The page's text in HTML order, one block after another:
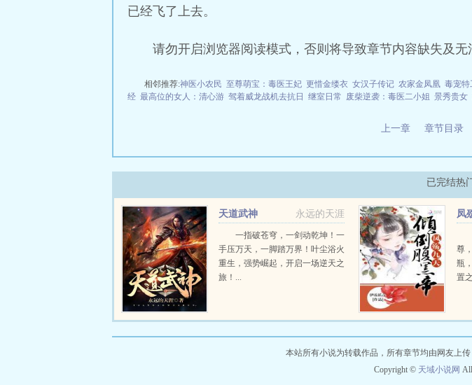
已经飞了上去。
请勿开启浏览器阅读模式，否则将导致章节内容缺失及无
相邻推荐:神医小农民 至尊萌宝：毒医王妃 更惜金缕衣 女汉子传记 农家金凤凰 毒宠特
经 最高位的女人：清心游 驾着威龙战机去抗日 继室日常 废柴逆袭：毒医二小姐 景秀贵女
上一章 章节目录
已完结热
永远的天涯
天道武神
一指破苍穹，一剑动乾坤！一
手压万天，一脚踏万界！叶尘浴火
重生，强势崛起，开启一场逆天之
旅！...
凤
黑
尊
瓶
置
子
本站所有小说为转载作品，所有章节均由网友上
Copyright © 天域小说网